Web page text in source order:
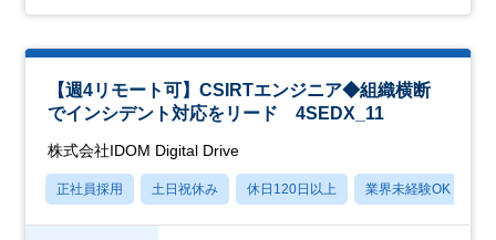
【週4リモート可】CSIRTエンジニア◆組織横断
でインシデント対応をリード 4SEDX_11
株式会社IDOM Digital Drive
正社員採用 土日祝休み 休日120日以上 業界未経験OK